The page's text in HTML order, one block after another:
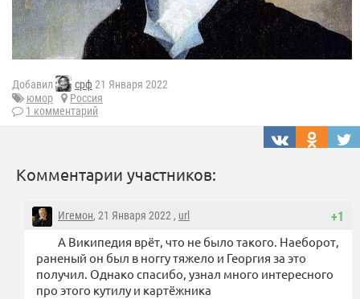
Добавил срф 21 Января 2022
юмор
Россия
1 комментарий
Комментарии участников:
+1
Игемон, 21 Января 2022 , url
А Википедия врёт, что не было такого. Наеборот,
раненый он был в ноггу тяжело и Георгия за это
получил. Однако спасибо, узнал много интересного
про этого кутилу и картёжника